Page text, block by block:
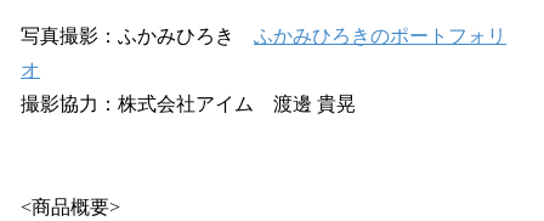
写真撮影：ふかみひろき ふかみひろきのポートフォリ
オ
撮影協力：株式会社アイム 渡邊 貴晃
<商品概要>